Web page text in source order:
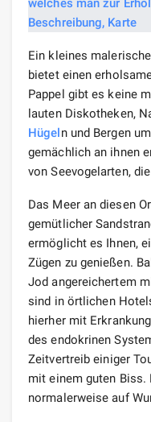
Ein kleines
bietet einen
Pappel gibt es keine
lauten Diskotheken,
Hügeln und Bergen
gemächlich an ihnen
von Seevogelarten,
Das Meer an diesen
gemütlicher
ermöglicht es Ihnen,
Zügen zu genießen.
Jod angereichertem
sind in örtlichen
hierher mit
des endokrinen
Zeitvertreib einiger
mit einem guten Biss.
normalerweise auf